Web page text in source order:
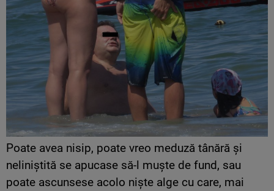
Poate avea nisip, poate vreo meduză tânără și
neliniștită se apucase să-l muște de fund, sau
poate ascunsese acolo niște alge cu care, mai